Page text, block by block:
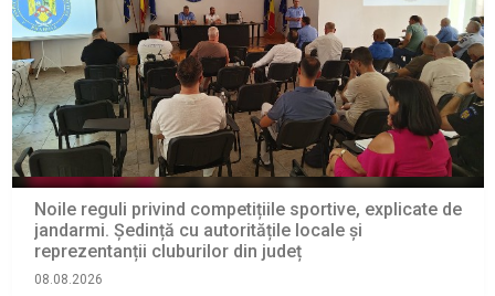
Noile reguli privind competițiile sportive, explicate de
jandarmi. Ședință cu autoritățile locale și
reprezentanții cluburilor din județ
08.08.2026